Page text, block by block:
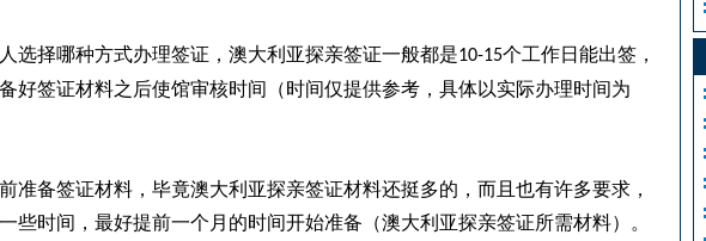
选择哪种方式办理签证，澳大利亚探亲签证一般都是10-15个工作日能出签，
好签证材料之后使馆审核时间（时间仅提供参考，具体以实际办理时间为
准备签证材料，毕竟澳大利亚探亲签证材料还挺多的，而且也有许多要求，
些时间，最好提前一个月的时间开始准备（澳大利亚探亲签证所需材料）。